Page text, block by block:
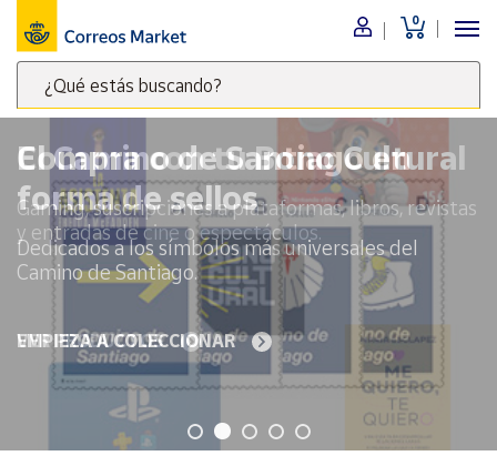
0
¿Qué estás buscando?
Escribe
palabras
clave
para
buscar
productos
en
Market
Menú
Nuestro
catálogo
Alimentación
Bebidas
Ocio y cultura
Juguetes y
Libros y
revistas
Tienda de
El Camino de Santiago en
forma de sellos
Dedicados a los símbolos más universales del
Camino de Santiago.
EMPIEZA A COLECCIONAR